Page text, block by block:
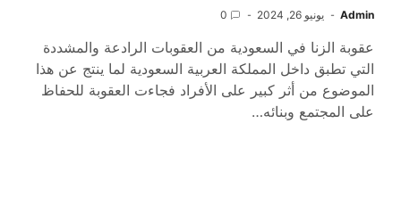
Admin يونيو 26, 2024 0
عقوبة الزنا في السعودية من العقوبات الرادعة والمشددة
التي تطبق داخل المملكة العربية السعودية لما ينتج عن هذا
الموضوع من أثر كبير على الأفراد فجاءت العقوبة للحفاظ
على المجتمع وبنائه…